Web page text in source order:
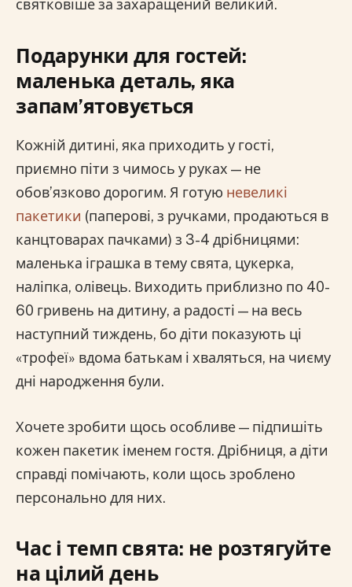
святковіше за захаращений великий.
Подарунки для гостей:
маленька деталь, яка
запам’ятовується
Кожній дитині, яка приходить у гості,
приємно піти з чимось у руках — не
обов’язково дорогим. Я готую невеликі
пакетики (паперові, з ручками, продаються в
канцтоварах пачками) з 3-4 дрібницями:
маленька іграшка в тему свята, цукерка,
наліпка, олівець. Виходить приблизно по 40-
60 гривень на дитину, а радості — на весь
наступний тиждень, бо діти показують ці
«трофеї» вдома батькам і хваляться, на чиєму
дні народження були.
Хочете зробити щось особливе — підпишіть
кожен пакетик іменем гостя. Дрібниця, а діти
справді помічають, коли щось зроблено
персонально для них.
Час і темп свята: не розтягуйте
на цілий день